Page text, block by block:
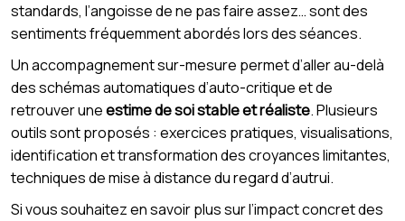
standards, l’angoisse de ne pas faire assez… sont des
sentiments fréquemment abordés lors des séances.
Un accompagnement sur-mesure permet d’aller au-delà
des schémas automatiques d’auto-critique et de
retrouver uneestime de soi stable et réaliste. Plusieurs
outils sont proposés : exercices pratiques, visualisations,
identification et transformation des croyances limitantes,
techniques de mise à distance du regard d’autrui.
Si vous souhaitez en savoir plus sur l’impact concret des